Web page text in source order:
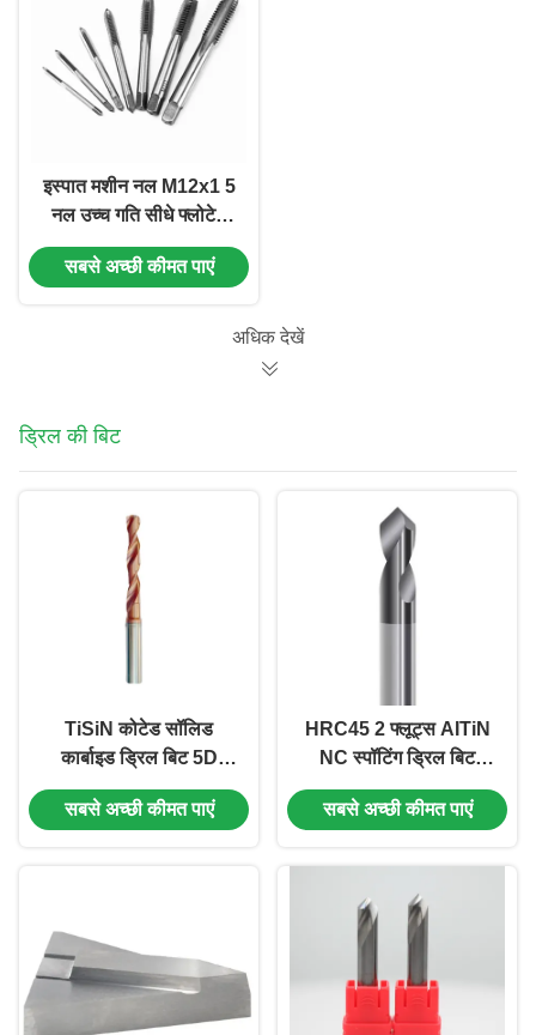
इस्पात मशीन नल M12x1 5
नल उच्च गति सीधे फ्लोटेड
नल 4 फ्लोट्स
सबसे अच्छी कीमत पाएं
अधिक देखें
ड्रिल की बिट
TiSiN कोटेड सॉलिड
कार्बाइड ड्रिल बिट 5D
HRC55 वुल्फ़ास्टन कार्बाइड
ड्रिल बिट धातु के लिए
सबसे अच्छी कीमत पाएं
HRC45 2 फ्लूट्स AITiN
NC स्पॉटिंग ड्रिल बिट
सटीक मशीनिंग ठोस कार्बाइड
ड्रिल बिट
सबसे अच्छी कीमत पाएं